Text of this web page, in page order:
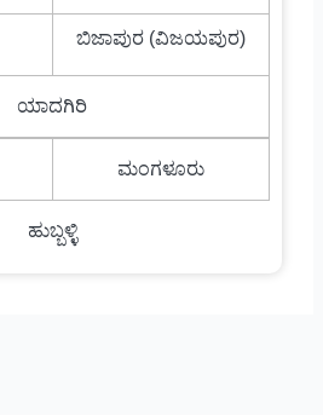
ಬಿಜಾಪುರ (ವಿಜಯಪುರ)
ಯಾದಗಿರಿ
ಮಂಗಳೂರು
ಹುಬ್ಬಳ್ಳಿ